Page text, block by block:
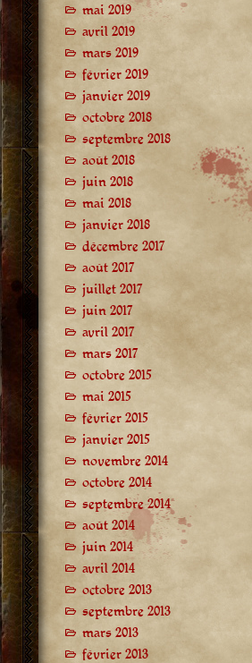
mai 2019
avril 2019
mars 2019
février 2019
janvier 2019
octobre 2018
septembre 2018
août 2018
juin 2018
mai 2018
janvier 2018
décembre 2017
août 2017
juillet 2017
juin 2017
avril 2017
mars 2017
octobre 2015
mai 2015
février 2015
janvier 2015
novembre 2014
octobre 2014
septembre 2014
août 2014
juin 2014
avril 2014
octobre 2013
septembre 2013
mars 2013
février 2013